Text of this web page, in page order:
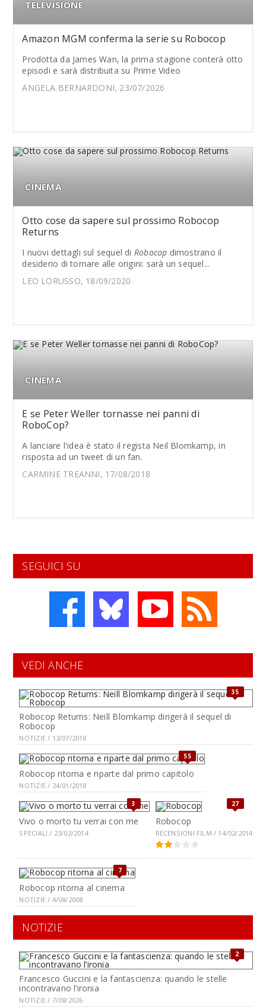
TELEVISIONE
Amazon MGM conferma la serie su Robocop
Prodotta da James Wan, la prima stagione conterà otto
episodi e sarà distribuita su Prime Video
ANGELA BERNARDONI, 23/07/2026
CINEMA
Otto cose da sapere sul prossimo Robocop
Returns
I nuovi dettagli sul sequel di Robocop dimostrano il
desiderio di tornare alle origini: sarà un sequel...
LEO LORUSSO, 18/09/2020
CINEMA
E se Peter Weller tornasse nei panni di
RoboCop?
A lanciare l'idea è stato il regista Neil Blomkamp, in
risposta ad un tweet di un fan.
CARMINE TREANNI, 17/08/2018
SEGUICI SU
VEDI ANCHE
35
Robocop Returns: Neill Blomkamp dirigerà il sequel di
Robocop
NOTIZIE / 13/07/2018
55
Robocop ritorna e riparte dal primo capitolo
NOTIZIE / 24/01/2018
3
Vivo o morto tu verrai con me
SPECIALI / 23/02/2014
27
Robocop
RECENSIONI FILM / 14/02/2014
7
Robocop ritorna al cinema
NOTIZIE / 4/08/2008
NOTIZIE
2
Francesco Guccini e la fantascienza: quando le stelle
incontravano l’ironia
NOTIZIE / 7/08/2026